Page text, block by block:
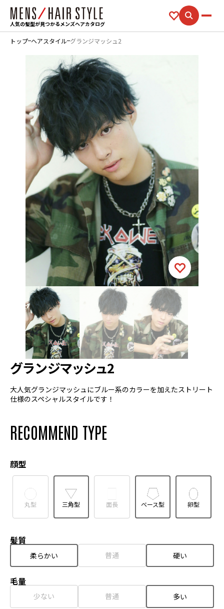
人気の髪型が見つかるメンズヘアカタログ
トップ ヘアスタイル グランジマッシュ2
グランジマッシュ2
大人気グランジマッシュにブルー系のカラーを加えたストリート
仕様のスペシャルスタイルです！
RECOMMEND TYPE
顔型
丸型 三角型 面長 ベース型 卵型
髪質
柔らかい 普通 硬い
毛量
少ない 普通 多い